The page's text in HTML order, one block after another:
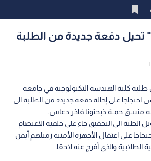
تحيل دفعة جديدة من الطلبة
|
كلية الهندسة التكنولوجية في جامعة
احتجاجا على إحالة دفعة جديدة من الطلبة الى
منسق حملة ذبحتونا فاخر دعاس.
الطبة الى التحقيق جاء على خلفية الاعتصام
على اعتقال الأجهزة الأمنية زميلهم أيمن
والذي أفرج عنه لاحقا.